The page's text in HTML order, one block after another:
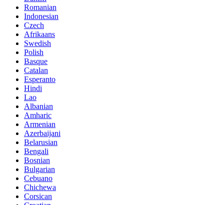
Romanian
Indonesian
Czech
Afrikaans
Swedish
Polish
Basque
Catalan
Esperanto
Hindi
Lao
Albanian
Amharic
Armenian
Azerbaijani
Belarusian
Bengali
Bosnian
Bulgarian
Cebuano
Chichewa
Corsican